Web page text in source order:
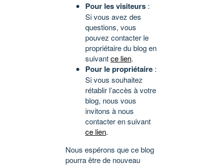
Pour les visiteurs :
Si vous avez des
questions, vous
pouvez contacter le
propriétaire du blog en
suivantce lien.
Pour le propriétaire :
Si vous souhaitez
rétablir l’accès à votre
blog, nous vous
invitons à nous
contacter en suivant
ce lien.
Nous espérons que ce blog
pourra être de nouveau